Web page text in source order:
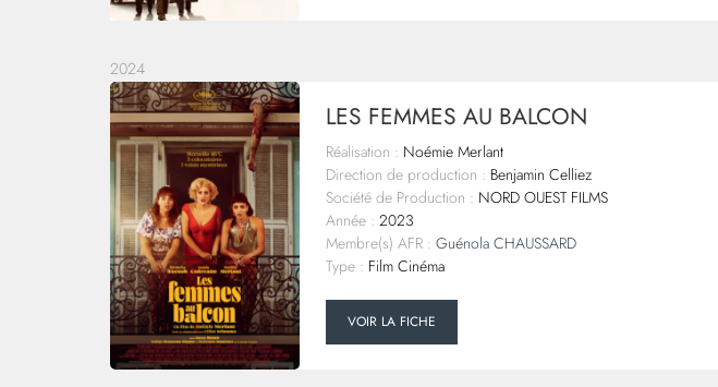
2024
LES FEMMES AU BALCON
Réalisation : Noémie Merlant
Direction de production : Benjamin Celliez
Société de Production : NORD OUEST FILMS
Année : 2023
Membre(s) AFR : Guénola CHAUSSARD
Type : Film Cinéma
VOIR LA FICHE